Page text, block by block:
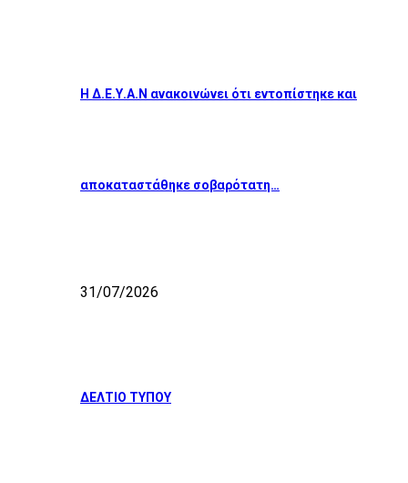
Η Δ.Ε.Υ.Α.Ν ανακοινώνει ότι εντοπίστηκε και
αποκαταστάθηκε σοβαρότατη…
31/07/2026
ΔΕΛΤΙΟ ΤΥΠΟΥ